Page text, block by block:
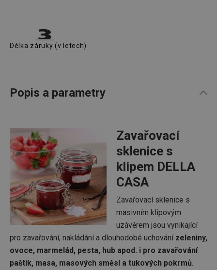
Délka záruky (v letech)
Popis a parametry
Zavařovací
sklenice s
klipem DELLA
CASA
Zavařovací sklenice s
masivním klipovým
uzávěrem jsou vynikající
pro zavařování, nakládání a dlouhodobé uchování zeleniny,
ovoce, marmelád, pesta, hub apod. i pro zavařování
paštik, masa, masových směsí a tukových pokrmů.